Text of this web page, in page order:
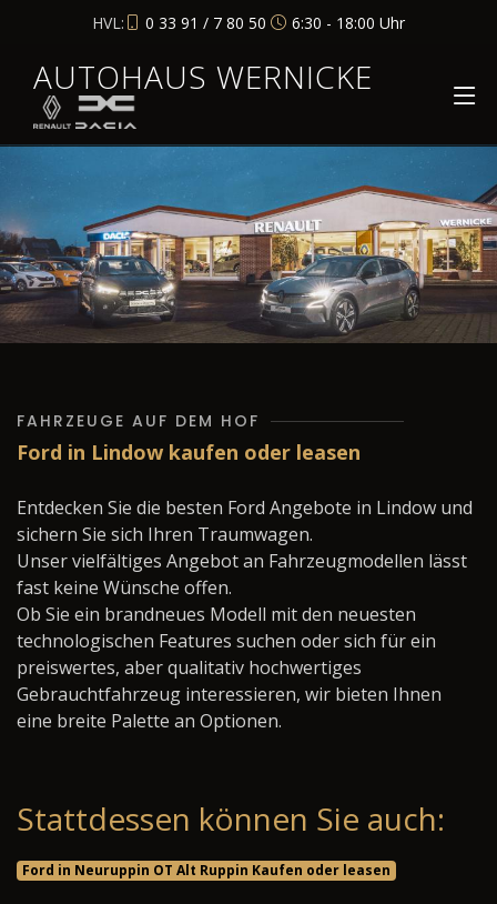
HVL: 0 33 91 / 7 80 50 6:30 - 18:00 Uhr
AUTOHAUS WERNICKE
FAHRZEUGE AUF DEM HOF
Ford in Lindow kaufen oder leasen
Entdecken Sie die besten Ford Angebote in Lindow und
sichern Sie sich Ihren Traumwagen.
Unser vielfältiges Angebot an Fahrzeugmodellen lässt
fast keine Wünsche offen.
Ob Sie ein brandneues Modell mit den neuesten
technologischen Features suchen oder sich für ein
preiswertes, aber qualitativ hochwertiges
Gebrauchtfahrzeug interessieren, wir bieten Ihnen
eine breite Palette an Optionen.
Stattdessen können Sie auch:
Ford in Neuruppin OT Alt Ruppin Kaufen oder leasen